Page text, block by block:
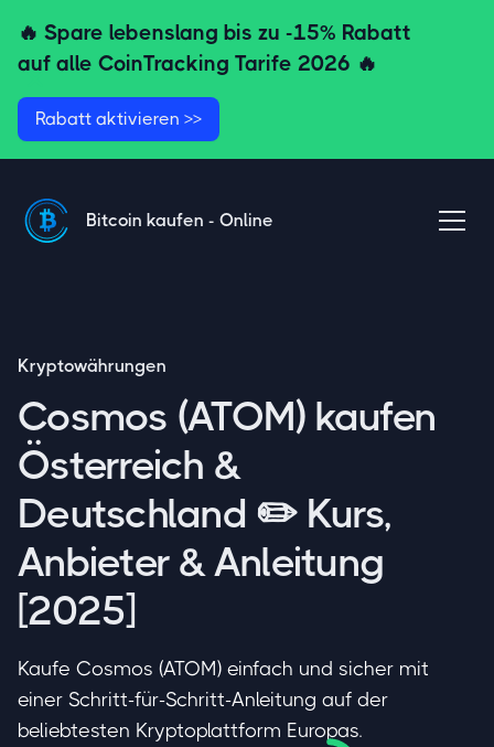
🔥 Spare lebenslang bis zu -15% Rabatt
auf alle CoinTracking Tarife 2026 🔥
Rabatt aktivieren >>
Bitcoin kaufen - Online
Kryptowährungen
Cosmos (ATOM) kaufen
Österreich &
Deutschland ✏️ Kurs,
Anbieter & Anleitung
[2025]
Kaufe Cosmos (ATOM) einfach und sicher mit
einer Schritt-für-Schritt-Anleitung auf der
beliebtesten Kryptoplattform Europas.